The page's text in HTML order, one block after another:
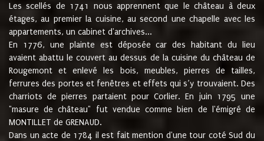
Les scellés de 1741 nous apprennent que le château à deux
étages, au premier la cuisine, au second une chapelle avec les
appartements, un cabinet d'archives...
En 1776, une plainte est déposée car des habitant du lieu
avaient abattu le couvert au dessus de la cuisine du château de
Rougemont et enlevé les bois, meubles, pierres de tailles,
ferrures des portes et fenêtres et effets qui s’y trouvaient. Des
charriots de pierres partaient pour Corlier. En juin 1795 une
"masure de château" fut vendue comme bien de l'émigré de
MONTILLET de GRENAUD.
Dans un acte de 1784 il est fait mention d'une tour coté Sud du